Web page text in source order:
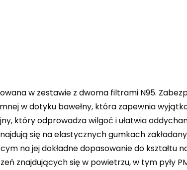
w zestawie z dwoma filtrami N95.
w dotyku bawełny, która zapewnia
który odprowadza wilgoć i ułatwia
się na elastycznych gumkach
na jej dokładne dopasowanie do kształtu
znajdujących się w powietrzu, w tym pyły